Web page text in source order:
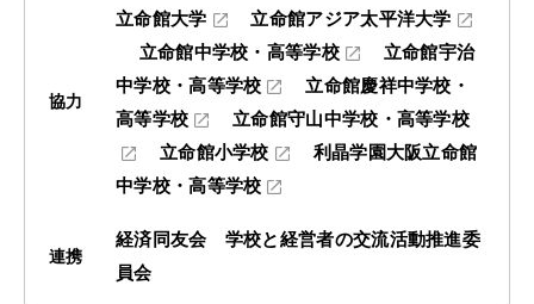
協力
立命館大学
立命館アジア太平洋大学
立命館中学校・高等学校
立命館宇治
中学校・高等学校
立命館慶祥中学校・
高等学校
立命館守山中学校・高等学校
立命館小学校
利晶学園大阪立命館
中学校・高等学校
連携
経済同友会 学校と経営者の交流活動推進委
員会